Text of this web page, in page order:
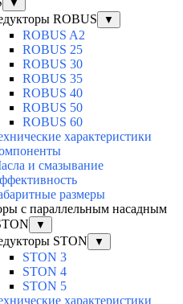
▼
ROBUS ▼
ROBUS A2
ROBUS 25
ROBUS 30
ROBUS 35
ROBUS 40
ROBUS 50
ROBUS 60
характеристики
и смазывание
размеры
с параллельным насадным
▼
STON ▼
STON 3
STON 4
STON 5
характеристики